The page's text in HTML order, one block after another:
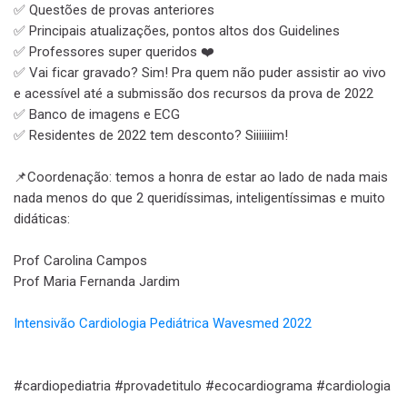
✅ Questões de provas anteriores
✅ Principais atualizações, pontos altos dos Guidelines
✅ Professores super queridos ❤️
✅ Vai ficar gravado? Sim! Pra quem não puder assistir ao vivo
e acessível até a submissão dos recursos da prova de 2022
✅ Banco de imagens e ECG
✅ Residentes de 2022 tem desconto? Siiiiiiim!
📌Coordenação: temos a honra de estar ao lado de nada mais
nada menos do que 2 queridíssimas, inteligentíssimas e muito
didáticas:
Prof Carolina Campos
Prof Maria Fernanda Jardim
Intensivão Cardiologia Pediátrica Wavesmed 2022
#cardiopediatria #provadetitulo #ecocardiograma #cardiologia